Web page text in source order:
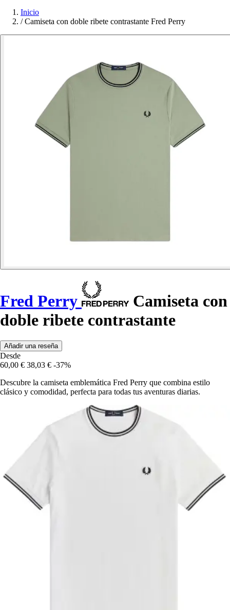
Inicio
/ Camiseta con doble ribete contrastante Fred Perry
Fred Perry
Camiseta con
doble ribete contrastante
Añadir una reseña
Desde
60,00 € 38,03 € -37%
Descubre la camiseta emblemática Fred Perry que combina estilo
clásico y comodidad, perfecta para todas tus aventuras diarias.